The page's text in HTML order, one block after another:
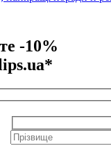
-10%